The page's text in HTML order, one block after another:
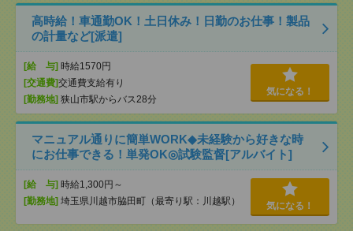
高時給！車通勤OK！土日休み！日勤のお仕事！製品
の計量など[派遣]
[給 与] 時給1570円
[交通費]交通費支給有り
[勤務地] 狭山市駅からバス28分
気になる！
マニュアル通りに簡単WORK◆未経験から好きな時
にお仕事できる！単発OK◎試験監督[アルバイト]
[給 与] 時給1,300円～
[勤務地] 埼玉県川越市脇田町（最寄り駅：川越駅） 気になる！